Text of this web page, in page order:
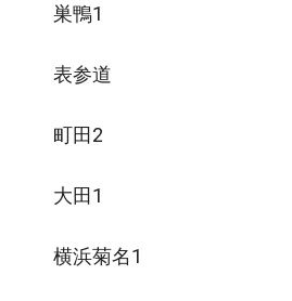
巣鴨1
表参道
町田2
大田1
横浜菊名1